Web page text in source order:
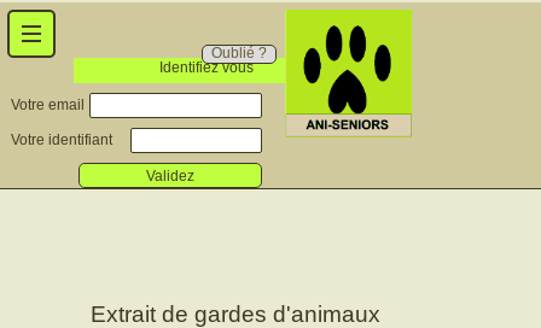
Identifiez vous
Oublié ?
Votre email
Votre identifiant
Validez
Extrait de gardes d'animaux